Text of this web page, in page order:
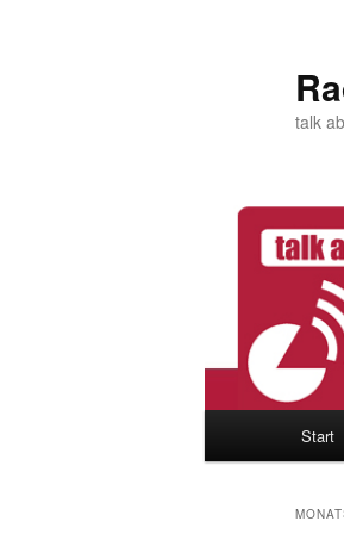
talk
Start